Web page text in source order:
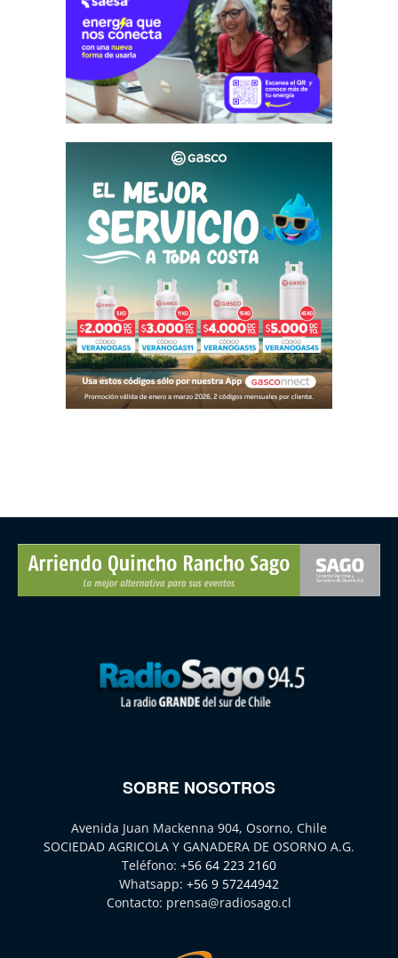
SOBRE NOSOTROS
Avenida Juan Mackenna 904, Osorno, Chile
SOCIEDAD AGRICOLA Y GANADERA DE OSORNO A.G.
Teléfono: +56 64 223 2160
Whatsapp: +56 9 57244942
Contacto: prensa@radiosago.cl